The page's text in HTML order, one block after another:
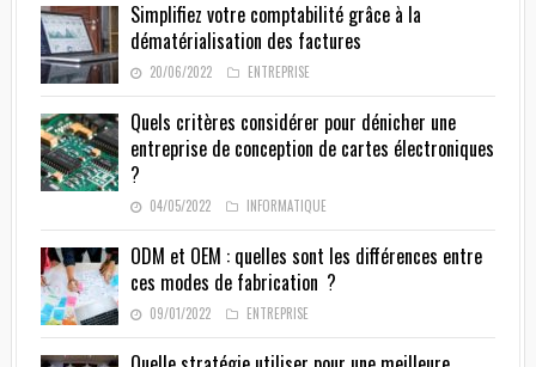
Simplifiez votre comptabilité grâce à la
dématérialisation des factures
20/06/2022 ENTREPRISE
Quels critères considérer pour dénicher une
entreprise de conception de cartes électroniques
?
04/05/2022 INFORMATIQUE
ODM et OEM : quelles sont les différences entre
ces modes de fabrication ?
09/01/2022 ENTREPRISE